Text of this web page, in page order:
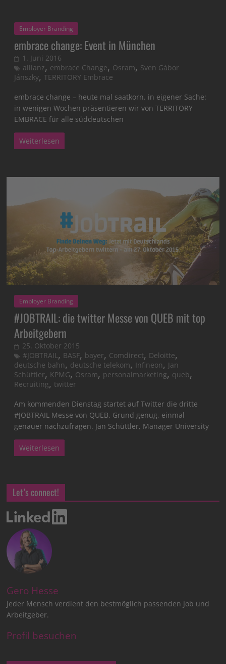
Employer Branding
embrace change: Event in München
1. Juni 2016
allianz, embrace Change, Osram, Sven Gábor
Jánszky,TERRITORY Embrace
embrace change – heute mal saatkorn. in eigener Sache:
in wenigen Wochen präsentieren wir von TERRITORY
EMBRACE für alle süddeutschen
Weiterlesen
Employer Branding
#JOBTRAIL: die twitter Messe von QUEB mit top
Arbeitgebern
25. Oktober 2015
#JOBTRAIL , BASF, bayer, Comdirect, Deloitte,
deutsche bahn, deutsche telekom, Infineon, Jan
Schüttler, KPMG, Osram, personalmarketing, queb,
Recruiting,twitter
Am kommenden Dienstag startet auf Twitter die dritte
#JOBTRAIL Messe von QUEB. Grund genug, einmal
genauer nachzufragen. Jan Schüttler, Manager University
Weiterlesen
Let’s connect!
Gero Hesse
Jeder Mensch verdient den bestmöglich passenden Job und
Arbeitgeber.
Profil besuchen